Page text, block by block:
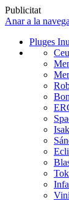
Publicitat
Anar a la
Pluges